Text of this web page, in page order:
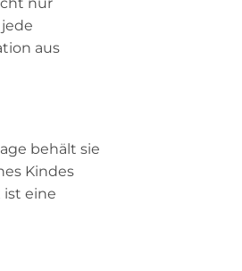
aus
behält sie
Kindes
ist eine